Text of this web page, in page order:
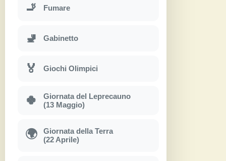
🚬 Fumare
🚽 Gabinetto
🏅 Giochi Olimpici
🍀
Giornata del Leprecauno
(13 Maggio)
🌍
Giornata della Terra
(22 Aprile)